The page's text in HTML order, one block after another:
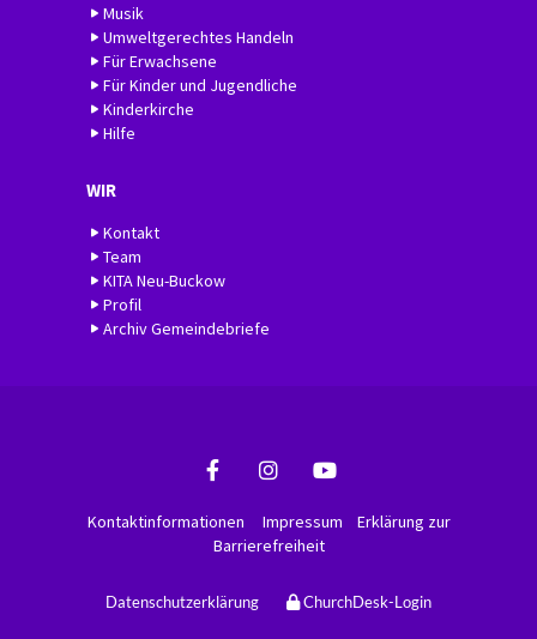
Musik
Umweltgerechtes Handeln
Für Erwachsene
Für Kinder und Jugendliche
Kinderkirche
Hilfe
WIR
Kontakt
Team
KITA Neu-Buckow
Profil
Archiv Gemeindebriefe
Kontaktinformationen Impressum
Erklärung zur
Barrierefreiheit
Datenschutzerklärung ChurchDesk-Login